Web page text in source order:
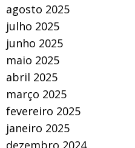
agosto 2025
julho 2025
junho 2025
maio 2025
abril 2025
março 2025
fevereiro 2025
janeiro 2025
dezembro 2024